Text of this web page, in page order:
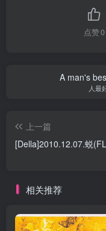
点赞0
A man's
人最
上一篇
[Della]2010.12.07.蜕
相关推荐